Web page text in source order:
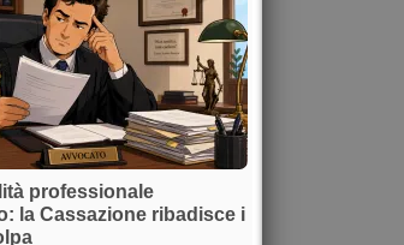
professionale
la Cassazione ribadisce i